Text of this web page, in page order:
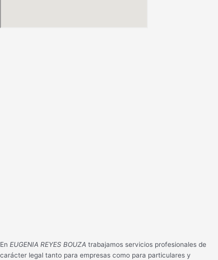
En EUGENIA REYES BOUZA trabajamos servicios profesionales de
carácter legal tanto para empresas como para particulares y